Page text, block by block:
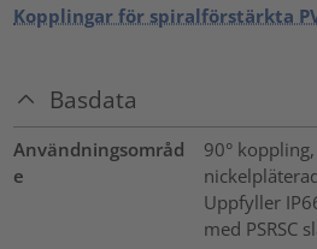
Kopplingar för spiralförstärkta
Basdata
Användningsområd
e
90°
Uppfyller
med PSRSC